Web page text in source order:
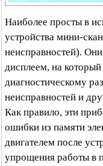
Наиболее просты в
устройства мини-
неисправностей).
дисплеем, на
диагностическому
неисправностей и
Как правило, эти
ошибки из памяти
двигателем после
упрощения работы в